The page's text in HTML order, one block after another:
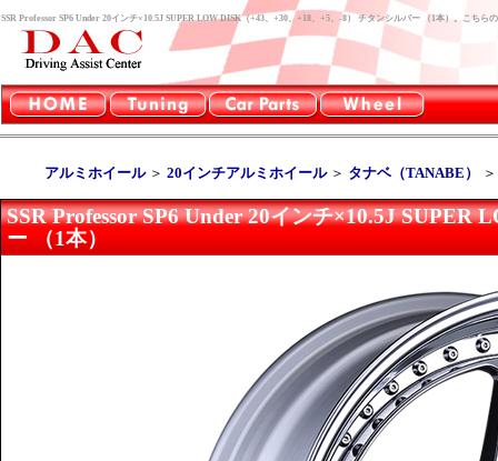
SSR Professor SP6 Under 20インチ×10.5J SUPER LOW DISK（+43、+30、+18、+5、-8） チタンシルバー （1本）。こち
アルミホイール＞ 20インチアルミホイール＞ タナベ（TANABE）
SSR Professor SP6 Under 20インチ×10.5J SUPER
ー （1本）